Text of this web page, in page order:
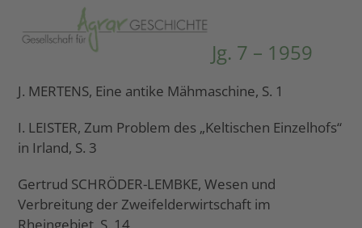
contentmobile
mobile
Jg. 7 – 1959
J. MERTENS, Eine antike Mähmaschine, S. 1
I. LEISTER, Zum Problem des „Keltischen Einzelhofs“
in Irland, S. 3
Gertrud SCHRÖDER-LEMBKE, Wesen und
Verbreitung der Zweifelderwirtschaft im